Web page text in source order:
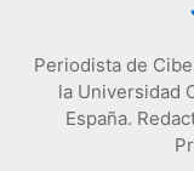
Periodista de
la Universidad
España.